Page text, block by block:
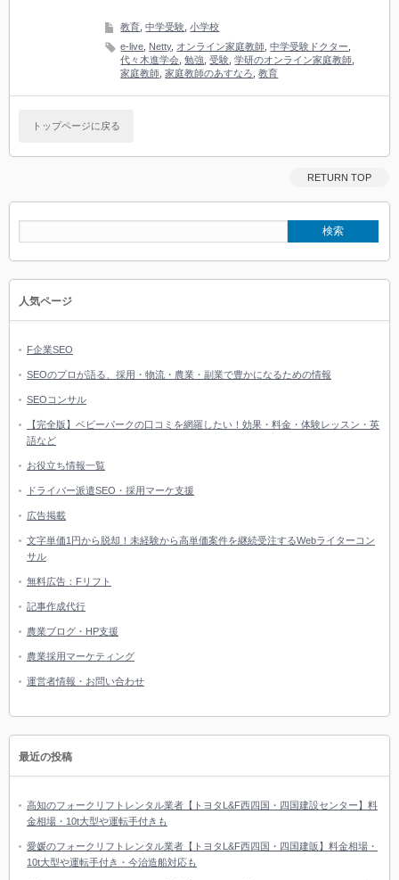
教育 ,中学受験 ,小学校
e-live Netty, オンライン家庭教師 ,中学受験ドクター
代々木進学会 ,勉強 ,受験 ,学研のオンライン家庭教師
家庭教師 ,家庭教師のあすなろ ,教育
トップページに戻る
RETURN TOP
人気ページ
F企業SEO
SEOのプロが語る、採用・物流・農業・副業で豊かになるための情報
SEOコンサル
【完全版】ベビーパークの口コミを網羅したい！効果・料金・体験レッスン・英
語など
お役立ち情報一覧
ドライバー派遣SEO・採用マーケ支援
広告掲載
文字単価1円から脱却！未経験から高単価案件を継続受注するWebライターコン
サル
無料広告：Fリフト
記事作成代行
農業ブログ・HP支援
農業採用マーケティング
運営者情報・お問い合わせ
最近の投稿
高知のフォークリフトレンタル業者【トヨタL&F西四国・四国建設センター】料
金相場・10t大型や運転手付きも
愛媛のフォークリフトレンタル業者【トヨタL&F西四国・四国建販】料金相場・
10t大型や運転手付き・今治造船対応も